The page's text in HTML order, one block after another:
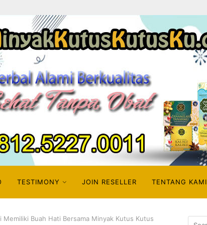
TESTIMONY JOIN RESELLER TENTANG KAMI
Memiliki Buah Hati Bersama Minyak Kutus Kutus
Search